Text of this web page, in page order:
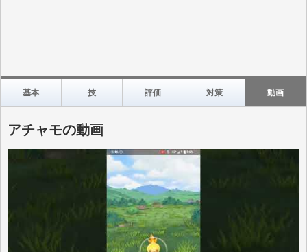
基本 技 評価 対策 動画
アチャモの動画